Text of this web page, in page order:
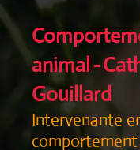
animal-
Gouillard
Intervenante